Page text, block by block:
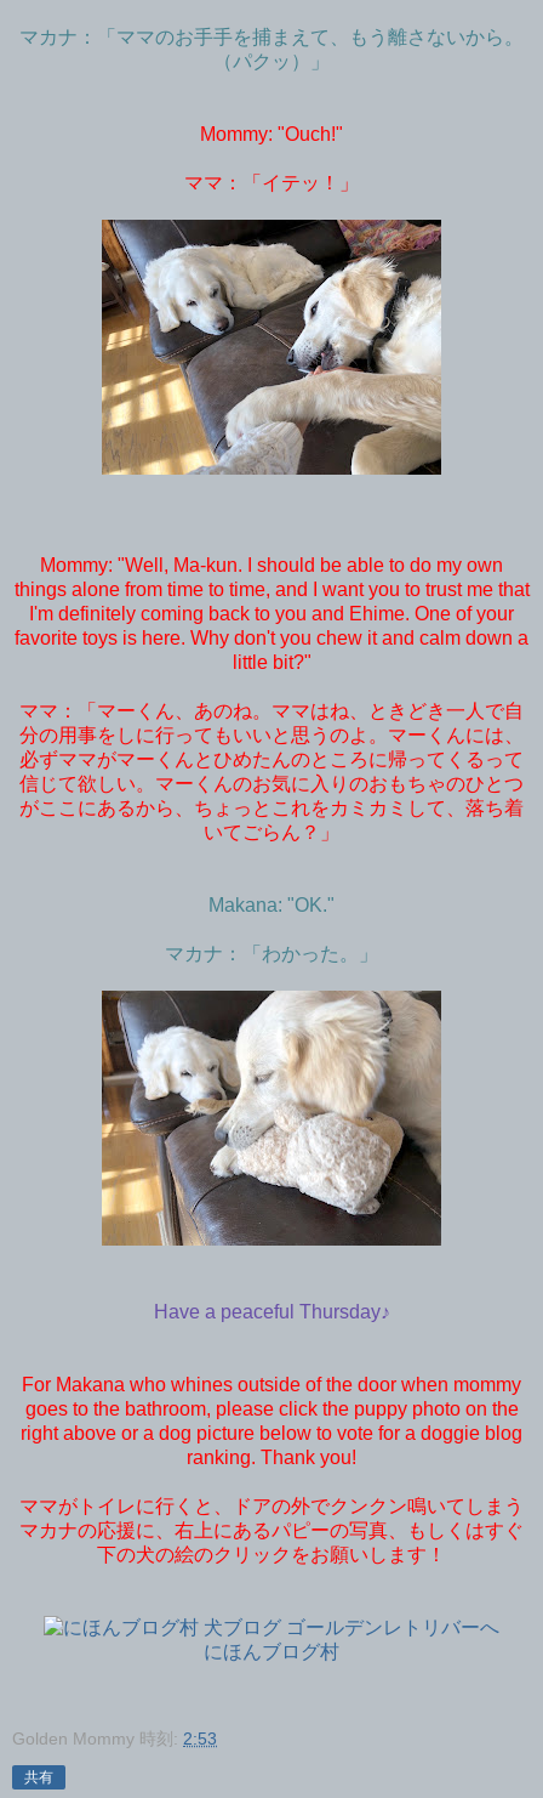
マカナ：「ママのお手手を捕まえて、もう離さないから。
（パクッ）」
Mommy: "Ouch!"
ママ：「イテッ！」
Mommy: "Well, Ma-kun. I should be able to do my own
things alone from time to time, and I want you to trust me that
I'm definitely coming back to you and Ehime. One of your
favorite toys is here. Why don't you chew it and calm down a
little bit?"
ママ：「マーくん、あのね。ママはね、ときどき一人で自
分の用事をしに行ってもいいと思うのよ。マーくんには、
必ずママがマーくんとひめたんのところに帰ってくるって
信じて欲しい。マーくんのお気に入りのおもちゃのひとつ
がここにあるから、ちょっとこれをカミカミして、落ち着
いてごらん？」
Makana: "OK."
マカナ：「わかった。」
Have a peaceful Thursday♪
For Makana who whines outside of the door when mommy
goes to the bathroom, please click the puppy photo on the
right above or a dog picture below to vote for a doggie blog
ranking. Thank you!
ママがトイレに行くと、ドアの外でクンクン鳴いてしまう
マカナの応援に、右上にあるパピーの写真、もしくはすぐ
下の犬の絵のクリックをお願いします！
にほんブログ村
Golden Mommy 時刻: 2:53
共有